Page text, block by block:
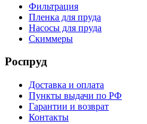
Фильтрация
Пленка для пруда
Насосы для пруда
Скиммеры
Роспруд
Доставка и оплата
Пункты выдачи по РФ
Гарантии и возврат
Контакты